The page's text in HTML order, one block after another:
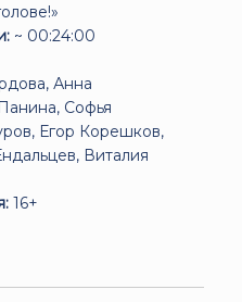
~ 00:24:00
Анна
Софья
Егор Корешков,
Виталия
16+